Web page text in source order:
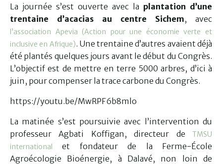
La journée s’est ouverte avec la plantation d’une
trentaine d’acacias au centre Sichem, avec
l’association Apevia (Action pour une économie verte et
inclusive en Afrique). Une trentaine d’autres avaient déjà
été plantés quelques jours avant le début du Congrès.
L’objectif est de mettre en terre 5000 arbres, d’ici à
juin, pour compenser la trace carbone du Congrès.
https://youtu.be/MwRPF6b8mlo
La matinée s’est poursuivie avec l’intervention du
professeur Agbati Koffigan, directeur de TMSU
international
et fondateur de la Ferme-École
Agroécologie Bioénergie, à Dalavé, non loin de